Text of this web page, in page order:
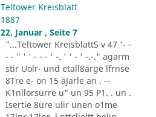
Teltower Kreisblatt
1887
22. Januar , Seite 7
"...Teltower KreisblattS v 47 '- -
- - " ' ' - - - ' -. ' ' - ' -.-." agarm
stir Uolr- und etall8ärge lfrnse
8Tre e- on 15 äJarle an . --
K1nllorsürre u" un 95 P1. . un .
Isertie 8üre ulir unen o1me